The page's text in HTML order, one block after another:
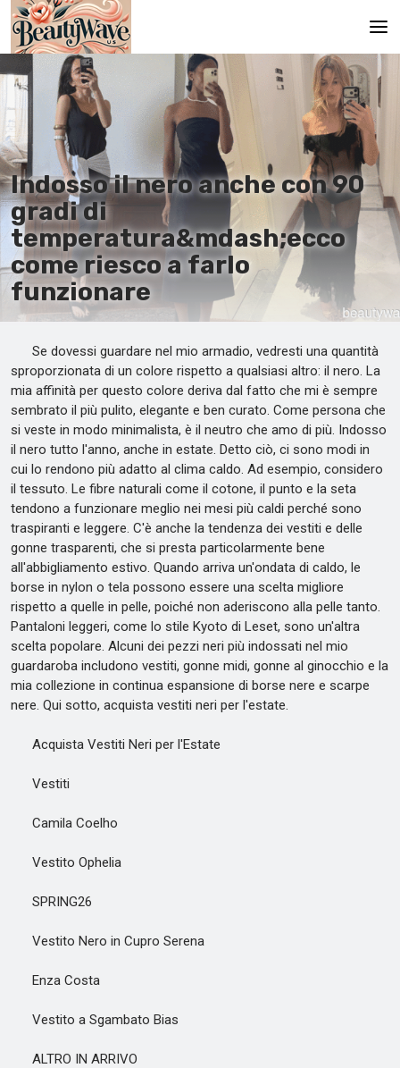
Pagina principale
Ru
It
De
Indosso il nero anche con 90
gradi di
temperatura&mdash;ecco
come riesco a farlo
funzionare
Se dovessi guardare nel mio armadio, vedresti una quantità
sproporzionata di un colore rispetto a qualsiasi altro: il nero. La
mia affinità per questo colore deriva dal fatto che mi è sempre
sembrato il più pulito, elegante e ben curato. Come persona che
si veste in modo minimalista, è il neutro che amo di più. Indosso
il nero tutto l'anno, anche in estate. Detto ciò, ci sono modi in
cui lo rendono più adatto al clima caldo. Ad esempio, considero
il tessuto. Le fibre naturali come il cotone, il punto e la seta
tendono a funzionare meglio nei mesi più caldi perché sono
traspiranti e leggere. C'è anche la tendenza dei vestiti e delle
gonne trasparenti, che si presta particolarmente bene
all'abbigliamento estivo. Quando arriva un'ondata di caldo, le
borse in nylon o tela possono essere una scelta migliore
rispetto a quelle in pelle, poiché non aderiscono alla pelle tanto.
Pantaloni leggeri, come lo stile Kyoto di Leset, sono un'altra
scelta popolare. Alcuni dei pezzi neri più indossati nel mio
guardaroba includono vestiti, gonne midi, gonne al ginocchio e la
mia collezione in continua espansione di borse nere e scarpe
nere. Qui sotto, acquista vestiti neri per l'estate.
Acquista Vestiti Neri per l'Estate
Vestiti
Camila Coelho
Vestito Ophelia
SPRING26
Vestito Nero in Cupro Serena
Enza Costa
Vestito a Sgambato Bias
ALTRO IN ARRIVO